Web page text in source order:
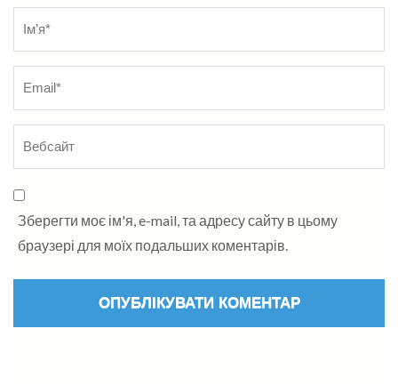
Зберегти моє ім'я, e-mail, та адресу сайту в цьому
браузері для моїх подальших коментарів.